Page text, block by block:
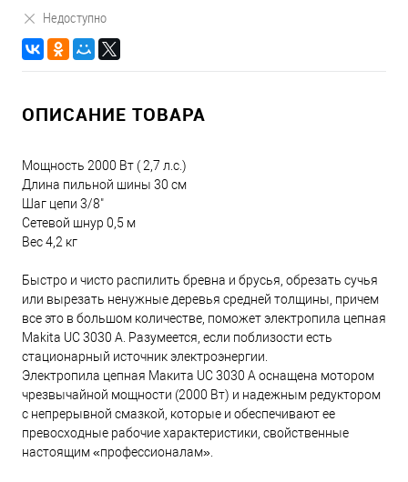
Недоступно
ОПИСАНИЕ ТОВАРА
Мощность 2000 Вт ( 2,7 л.с.)
Длина пильной шины 30 см
Шаг цепи 3/8"
Сетевой шнур 0,5 м
Вес 4,2 кг
Быстро и чисто распилить бревна и брусья, обрезать сучья
или вырезать ненужные деревья средней толщины, причем
все это в большом количестве, поможет электропила цепная
Makita UC 3030 A. Разумеется, если поблизости есть
стационарный источник электроэнергии.
Электропила цепная Макита UC 3030 A оснащена мотором
чрезвычайной мощности (2000 Вт) и надежным редуктором
с непрерывной смазкой, которые и обеспечивают ее
превосходные рабочие характеристики, свойственные
настоящим «профессионалам».